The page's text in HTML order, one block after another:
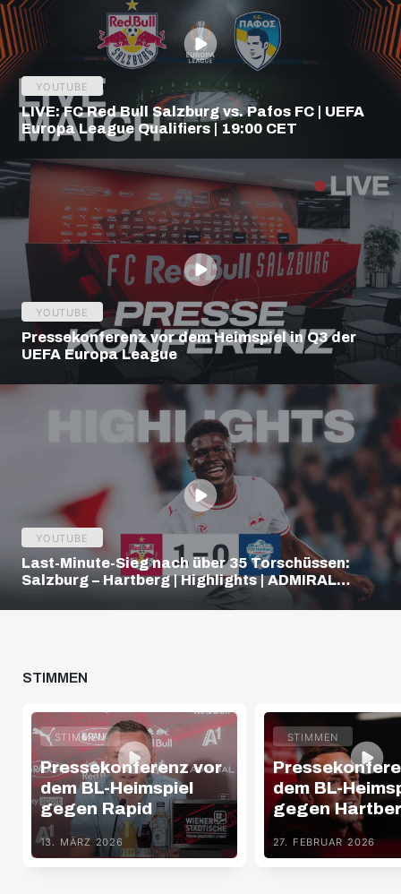
YOUTUBE
LIVE: FC Red Bull Salzburg vs. Pafos FC | UEFA
Europa League Qualifiers | 19:00 CET
YOUTUBE
Pressekonferenz vor dem Heimspiel in Q3 der
UEFA Europa League
YOUTUBE
Last-Minute-Sieg nach über 35 Torschüssen:
Salzburg – Hartberg | Highlights | ADMIRAL
STIMMEN
STIMMEN
Pressekonferenz vor
dem BL-Heimspiel
gegen Rapid
13. MÄRZ 2026
STIMMEN
dem BL-
gegen
27. FEBRUAR 2026